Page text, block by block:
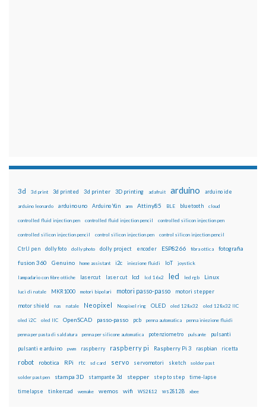
3d 3d print 3d printed 3d printer 3D printing adafruit arduino arduino ide
arduino leonardo arduino uno Arduino Yún arm Attiny85 BLE bluetooth cloud
controlled fluid injection pen controlled fluid injection pencil controlled silicon injection pen
controlled silicon injection pencil control silicon injection pen control silicon injection pencil
CtrlJ pen dolly foto dolly photo dolly project encoder ESP8266 fibra ottica fotografia
fusion 360 Genuino home assistant i2c iniezione fluidi IoT joystick
lampadario con fibre ottiche lasercut laser cut lcd lcd 16x2 led led rgb Linux
luci di natale MKR1000 motori bipolari motori passo-passo motori stepper
motor shield nas natale Neopixel Neopixel ring OLED oled 128x32 oled 128x32 IIC
oled i2C oled IIC OpenSCAD passo-passo pcb penna automatica penna iniezione fluidi
penna per pasta di saldatura penna per silicone automatica potenziometro pulsante pulsanti
pulsanti e arduino pwm raspberry raspberry pi Raspberry Pi 3 raspbian ricetta
robot robotica RPi rtc sd card servo servomotori sketch solder past
solder past pen stampa 3D stampante 3d stepper step to step time-lapse
timelapse tinkercad wemake wemos wifi WS2812 ws2812B xbee